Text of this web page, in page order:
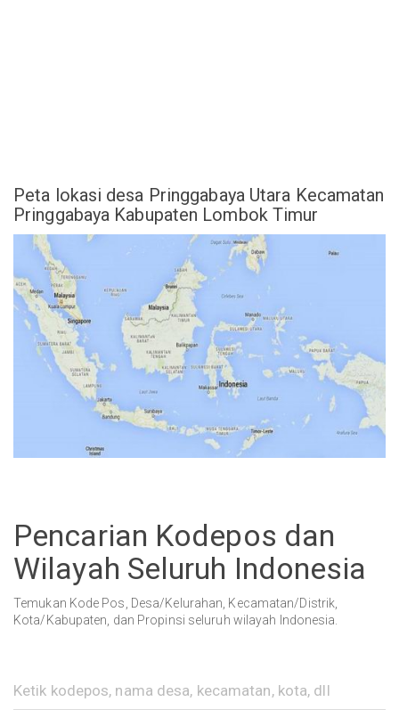
Peta lokasi desa Pringgabaya Utara Kecamatan
Pringgabaya Kabupaten Lombok Timur
Pencarian Kodepos dan
Wilayah Seluruh Indonesia
Temukan Kode Pos, Desa/Kelurahan, Kecamatan/Distrik,
Kota/Kabupaten, dan Propinsi seluruh wilayah Indonesia.